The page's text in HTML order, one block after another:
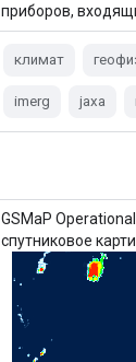
приборов,
климат
imerg jaxa
GSMaP
спутниковое